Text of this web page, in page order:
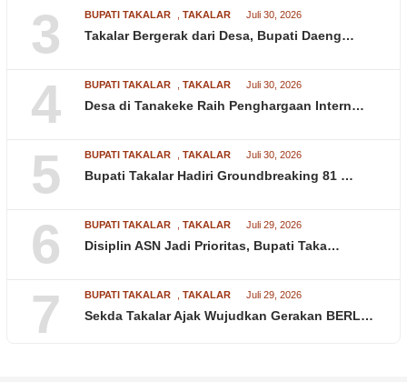
3 BUPATI TAKALAR TAKALAR Juli 30, 2026
Takalar Bergerak dari Desa, Bupati Daeng…
4 BUPATI TAKALAR TAKALAR Juli 30, 2026
Desa di Tanakeke Raih Penghargaan Intern…
5 BUPATI TAKALAR TAKALAR Juli 30, 2026
Bupati Takalar Hadiri Groundbreaking 81 …
6 BUPATI TAKALAR TAKALAR Juli 29, 2026
Disiplin ASN Jadi Prioritas, Bupati Taka…
7 BUPATI TAKALAR TAKALAR Juli 29, 2026
Sekda Takalar Ajak Wujudkan Gerakan BERL…